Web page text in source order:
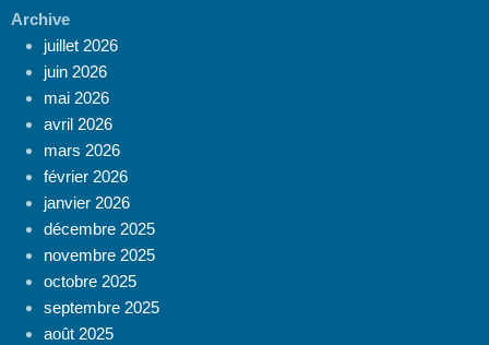
Archive
juillet 2026
juin 2026
mai 2026
avril 2026
mars 2026
février 2026
janvier 2026
décembre 2025
novembre 2025
octobre 2025
septembre 2025
août 2025